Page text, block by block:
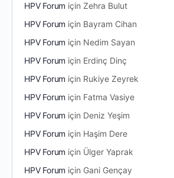
HPV Forum içinZehra Bulut
HPV Forum için Bayram Cihan
HPV Forum için Nedim Sayan
HPV Forum için Erdinç Dinç
HPV Forum için Rukiye Zeyrek
HPV Forum için Fatma Vasiye
HPV Forum için Deniz Yeşim
HPV Forum için Haşim Dere
HPV Forum için Ülger Yaprak
HPV Forum için Gani Gençay